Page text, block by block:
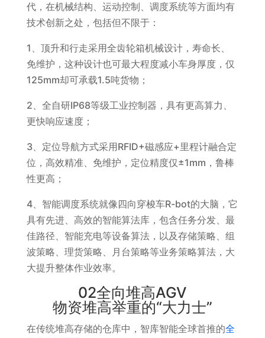
代，在机械结构、运动控制、调度系统等方面均有
技术创新之处，包括但不限于：
1、顶升和行走采用全齿轮箱机械设计，寿命长、
免维护，这种设计也可最大程度减小车身厚度，仅
125mm却可承载1.5吨货物；
2、全自研IP68等级工业控制器，具有更高算力、
更快响应速度；
3、定位导航方式采用RFID+磁感应+里程计融合定
位，高效精准、免维护，定位精度仅±1mm，鲁棒
性更高；
4、智能调度系统就像四向穿梭车R-bot的大脑，它
具有先进、高效的智能算法库，包含任务分发、最
佳路径、智能充电等设备算法，以及存储策略、组
波策略、理货策略、月台策略等业务策略算法，大
大提升整体作业效率。
02全向堆高AGV
物资堆高举重的“大力士”
在传统堆高存储的仓库中，智库智能全球首推的全